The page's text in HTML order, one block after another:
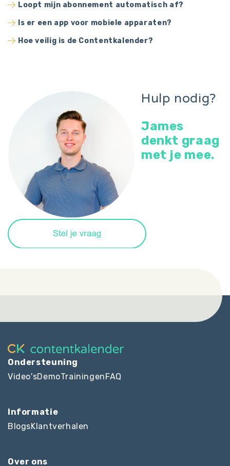
Loopt mijn abonnement automatisch af?
Is er een app voor mobiele apparaten?
Hoe veilig is de Contentkalender?
Hulp nodig?
James
denkt graag
met je mee.
Ondersteuning
Video'sDemoTrainingenFAQ
Informatie
BlogsKlantverhalen
Over ons